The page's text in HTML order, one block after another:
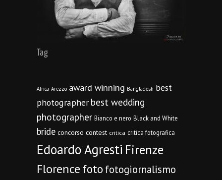
Tag
Africa Arezzo award winning Bangladesh best
photographer best wedding
photographer Bianco e nero Black and White
bride concorso contest critica critica fotografica
Edoardo Agresti Firenze
Florencefoto fotogiornalismo